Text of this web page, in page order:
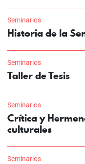
Seminarios
Historia de la
Seminarios
Taller de Tesis
Seminarios
Crítica y
culturales
Seminarios